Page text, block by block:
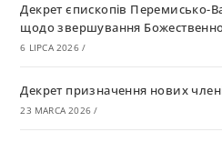
Декрет єпископів Перемисько-
щодо звершування Божественної
6 LIPCA 2026 /
Декрет призначення нових
23 MARCA 2026 /